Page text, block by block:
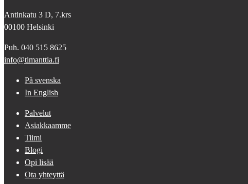
Antinkatu 3 D, 7.krs
00100 Helsinki
Puh. 040 515 8625
info@timanttia.fi
På svenska
In English
Palvelut
Asiakkaamme
Tiimi
Blogi
Opi lisää
Ota yhteyttä